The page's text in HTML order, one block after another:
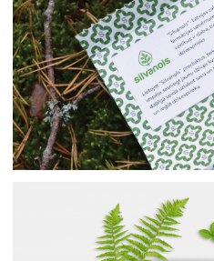
Иллюстрации
Логотипы
Фирменный стиль